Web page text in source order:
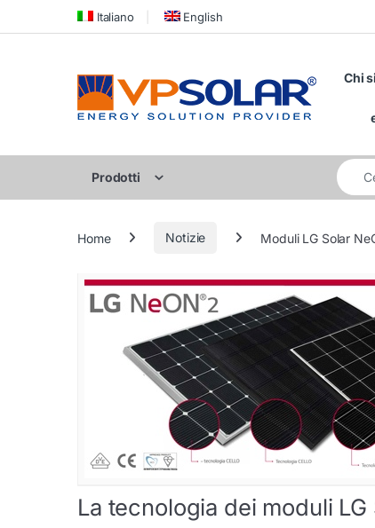
Skip to navigation
Skip to content Italiano English
Chi
Prodotti
Cerca
Home Notizie Moduli LG Solar
La tecnologia dei moduli LG